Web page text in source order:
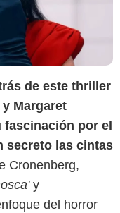
de este thriller
Margaret
por el
secreto las cintas
Cronenberg,
y
del horror